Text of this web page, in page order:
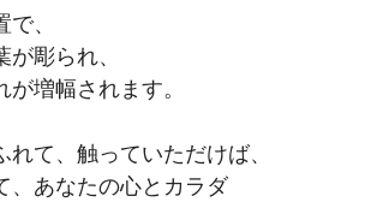
、
彫られ、
増幅されます。
れて、触っていただけば、
、あなたの心とカラダ